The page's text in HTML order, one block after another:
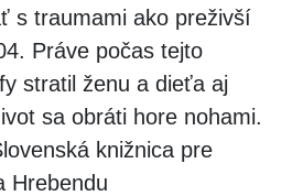
s traumami ako preživší
Práve počas tejto
stratil ženu a dieťa aj
sa obráti hore nohami.
knižnica pre
Hrebendu